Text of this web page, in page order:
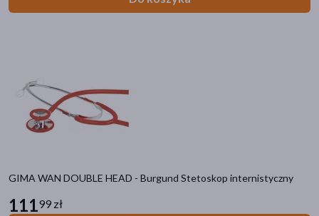
GIMA WAN DOUBLE HEAD - Burgund Stetoskop internistyczny
11199 zł